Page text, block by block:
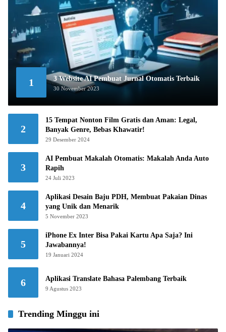
1 3 Website AI Pembuat Jurnal Otomatis Terbaik
30 November 2023
2
15 Tempat Nonton Film Gratis dan Aman: Legal,
Banyak Genre, Bebas Khawatir!
29 Desember 2024
3
AI Pembuat Makalah Otomatis: Makalah Anda Auto
Rapih
24 Juli 2023
4
Aplikasi Desain Baju PDH, Membuat Pakaian Dinas
yang Unik dan Menarik
5 November 2023
5
iPhone Ex Inter Bisa Pakai Kartu Apa Saja? Ini
Jawabannya!
19 Januari 2024
6 Aplikasi Translate Bahasa Palembang Terbaik
9 Agustus 2023
Trending Minggu ini